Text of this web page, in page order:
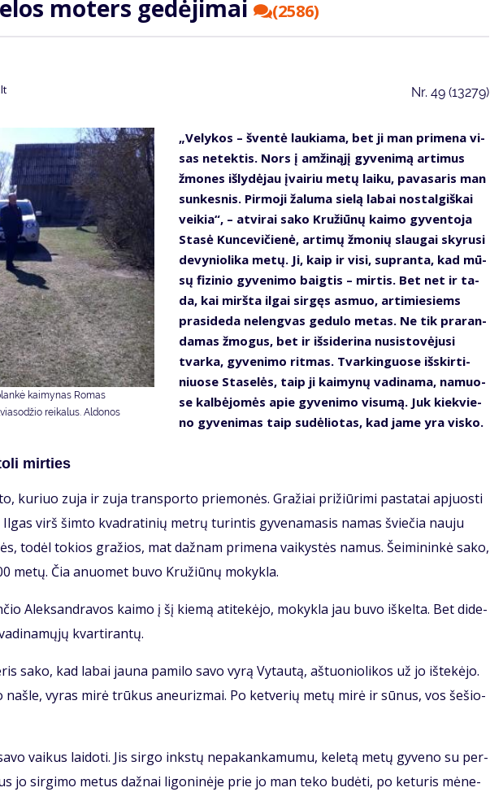
mo­ters ge­dė­ji­mai (2586)
Nr. 49 (13279)
kaimynas Romas
reikalus. Aldonos
„Ve­ly­kos – šven­tė lau­kia­ma, bet ji man pri­me­na vi­
sas ne­tek­tis. Nors į am­ži­ną­jį gy­ve­ni­mą ar­ti­mus
žmo­nes iš­ly­dė­jau įvai­riu me­tų lai­ku, pa­va­sa­ris man
sun­kes­nis. Pir­mo­ji ža­lu­ma sie­lą la­bai nos­tal­giš­kai
vei­kia“, – at­vi­rai sa­ko Kru­žiū­nų kai­mo gy­ven­to­ja
Sta­sė Kun­ce­vi­čie­nė, ar­ti­mų žmo­nių slau­gai sky­ru­si
de­vy­nio­li­ka me­tų. Ji, kaip ir vi­si, su­pran­ta, kad mū­
sų fi­zi­nio gy­ve­ni­mo baig­tis – mir­tis. Bet net ir ta­
da, kai mirš­ta il­gai sir­gęs as­muo, ar­ti­mie­siems
pra­si­de­da ne­leng­vas ge­du­lo me­tas. Ne tik pra­ran­
da­mas žmo­gus, bet ir iš­si­de­ri­na nu­si­sto­vė­ju­si
tvar­ka, gy­ve­ni­mo rit­mas. Tvar­kin­guo­se iš­skir­ti­
niuo­se Sta­se­lės, taip ji kai­my­nų va­di­na­ma, na­muo­
se kal­bė­jo­mės apie gy­ve­ni­mo vi­su­mą. Juk kiek­vie­
no gy­ve­ni­mas taip su­dė­lio­tas, kad ja­me yra vis­ko.
mir­ties
ku­riuo zu­ja ir zu­ja trans­por­to prie­mo­nės. Gra­žiai pri­žiū­ri­mi pa­sta­tai ap­juos­ti
virš šim­to kvad­ra­ti­nių met­rų tu­rin­tis gy­ve­na­ma­sis na­mas švie­čia nau­ju
to­dėl to­kios gra­žios, mat daž­nam pri­me­na vai­kys­tės na­mus. Šei­mi­nin­kė sa­ko,
me­tų. Čia anuo­met bu­vo Kru­žiū­nų mo­kyk­la.
Alek­san­dra­vos kai­mo į šį kie­mą ati­te­kė­jo, mo­kyk­la jau bu­vo iš­kel­ta. Bet di­de­
kvar­ti­ran­tų.
sa­ko, kad la­bai jau­na pa­mi­lo sa­vo vy­rą Vy­tau­tą, aš­tuo­nio­li­kos už jo iš­te­kė­jo.
vy­ras mi­rė trū­kus aneu­riz­mai. Po ket­ve­rių me­tų mi­rė ir sū­nus, vos še­šio­
vai­kus lai­do­ti. Jis sir­go inks­tų ne­pa­kan­ka­mu­mu, ke­le­tą me­tų gy­ve­no su per­
jo sir­gi­mo me­tus daž­nai li­go­ni­nė­je prie jo man te­ko bu­dė­ti, po ke­tu­ris mė­ne­